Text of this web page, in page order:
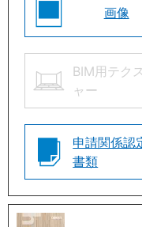
画像
BIM用テク
ャー
申請関係認
書類